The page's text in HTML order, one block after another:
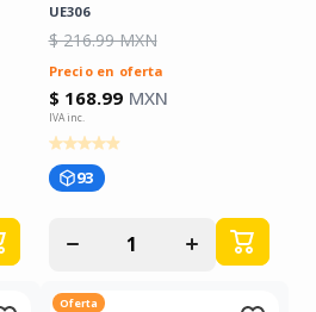
UE306
$ 216.99 MXN
Precio en oferta
$ 168.99 MXN
93
cantidad
Aumentar
cantidad
para
Oferta